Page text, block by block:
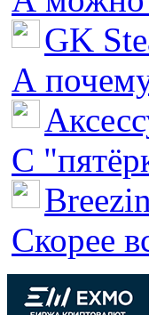
GK
А
С
Скорее